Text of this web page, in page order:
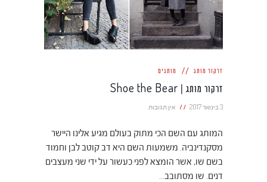
זרקור מותג מותגים
זרקור מותג | Shoe the Bear
3 בינואר 2017 אין תגובות
המותג עם השם הכי מתוק בעולם מגיע אלינו היישר
מסקנדינביה. משמעות השם היא דב קוטב לבן וחמוד
בשם שו, אשר הומצא לפני כעשור על ידי שני מעצבים
דנים. שו מסתובב…